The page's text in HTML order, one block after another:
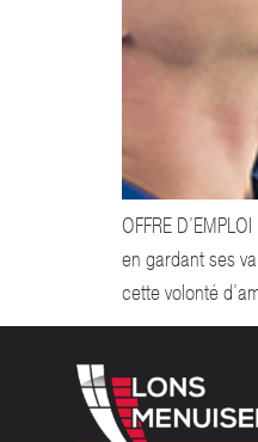
OFFRE
en gardant ses
cette volonté